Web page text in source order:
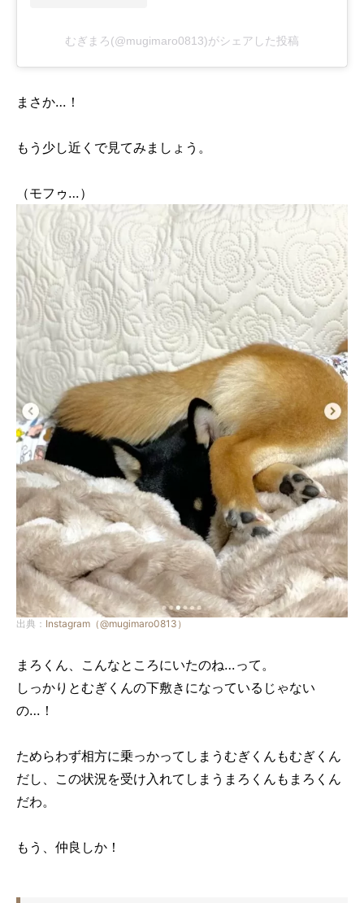
むぎまろ(@mugimaro0813)がシェアした投稿
まさか…！
もう少し近くで見てみましょう。
（モフゥ…）
出典： Instagram（@mugimaro0813）
まろくん、こんなところにいたのね…って。
しっかりとむぎくんの下敷きになっているじゃない
の…！
ためらわず相方に乗っかってしまうむぎくんもむぎくん
だし、この状況を受け入れてしまうまろくんもまろくん
だわ。
もう、仲良しか！